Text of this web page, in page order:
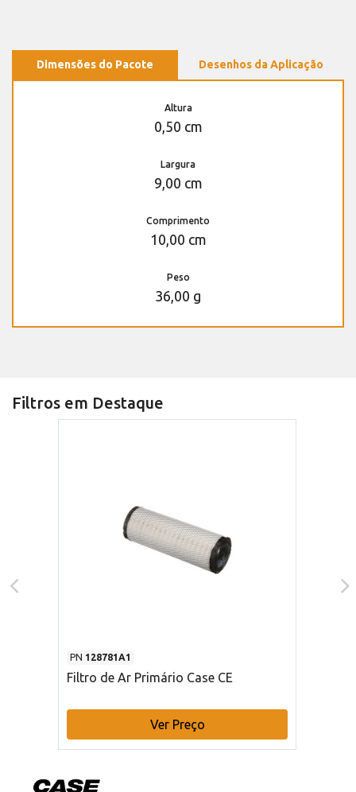
Dimensões do Pacote Desenhos da Aplicação
Altura
0,50 cm
Largura
9,00 cm
Comprimento
10,00 cm
Peso
36,00 g
Filtros em Destaque
PN 128781A1
Filtro de Ar Primário Case CE
Ver Preço